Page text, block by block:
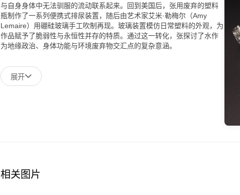
与自身身体中无法驯服的流动联系起来。回到美国后，张用废弃的塑料
瓶制作了一系列便携式排尿装置，随后由艺术家艾米·勒梅尔（Amy
Lemaire）用硼硅玻璃手工吹制再现。玻璃装置模仿日常塑料的外观，为
作品赋予了脆弱性与永恒性并存的特质。通过这一转化，张探讨了水作
为地缘政治、身体功能与环境废弃物交汇点的复杂意涵。
展开
相关图片